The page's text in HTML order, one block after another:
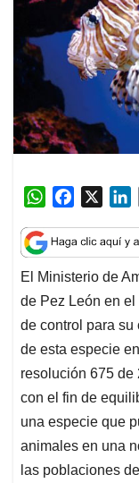
W
a
t
s
A
p
p
c
e
b
o
o
k
n
k
e
d
I
n
El Ministerio de
de Pez León en
de control para
de esta especie
resolución 675 de
con el fin de
una especie que
animales en una
las poblaciones